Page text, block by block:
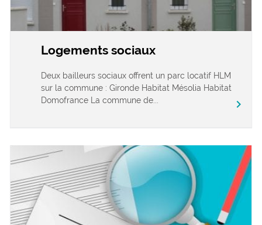
Logements sociaux
Deux bailleurs sociaux offrent un parc locatif HLM
sur la commune : Gironde Habitat Mésolia Habitat
Domofrance La commune de...
chevron_right